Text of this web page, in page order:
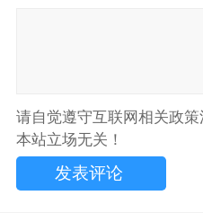
请自觉遵守互联网相关政
本站立场无关！